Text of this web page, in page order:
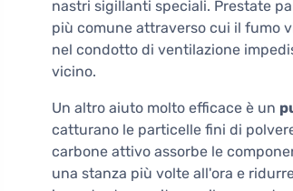
nastri sigillanti speciali. Prestate
più comune attraverso cui il fumo
nel condotto di ventilazione
vicino.
Un altro aiuto molto efficace è un
catturano le particelle fini di
carbone attivo assorbe le
una stanza più volte all'ora e